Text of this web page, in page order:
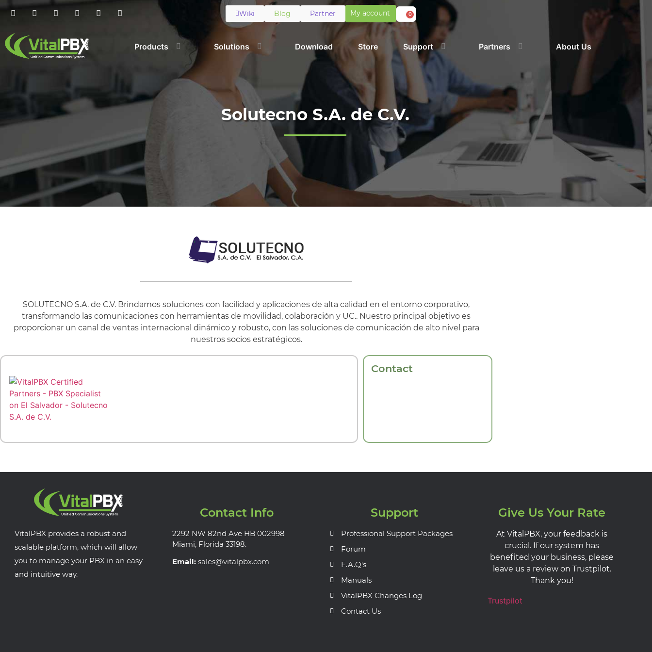
Wiki Blog Partner My account 0
Products Solutions Download Store Support Partners About Us
Solutecno S.A. de C.V.
SOLUTECNO S.A. de C.V. Brindamos soluciones con facilidad y aplicaciones de alta calidad en el entorno corporativo,
transformando las comunicaciones con herramientas de movilidad, colaboración y UC.. Nuestro principal objetivo es
proporcionar un canal de ventas internacional dinámico y robusto, con las soluciones de comunicación de alto nivel para
nuestros socios estratégicos.
Contact
VitalPBX provides a robust and
scalable platform, which will allow
you to manage your PBX in an easy
and intuitive way.
Contact Info
2292 NW 82nd Ave HB 002998
Miami, Florida 33198.
Email: sales@vitalpbx.com
Support
Professional Support Packages
Forum
F.A.Q's
Manuals
VitalPBX Changes Log
Contact Us
Give Us Your Rate
At VitalPBX, your feedback is
crucial. If our system has
benefited your business, please
leave us a review on Trustpilot.
Thank you!
Trustpilot